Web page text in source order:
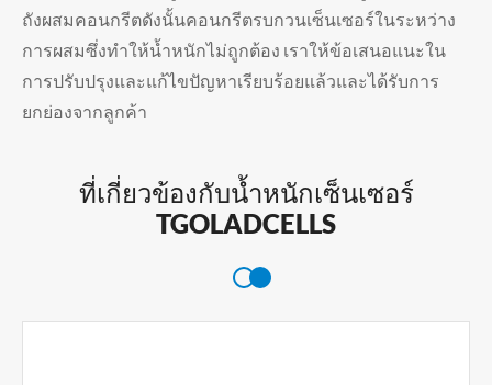
ถังผสมคอนกรีตดังนั้นคอนกรีตรบกวนเซ็นเซอร์ในระหว่าง
การผสมซึ่งทำให้น้ำหนักไม่ถูกต้อง เราให้ข้อเสนอแนะใน
การปรับปรุงและแก้ไขปัญหาเรียบร้อยแล้วและได้รับการ
ยกย่องจากลูกค้า
ที่เกี่ยวข้องกับน้ำหนักเซ็นเซอร์
TGOLADCELLS